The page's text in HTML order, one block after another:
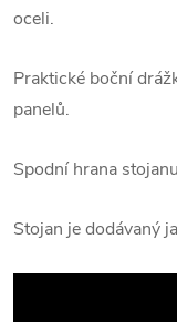
oceli.
Praktické boční
panelů.
Spodní hrana
Stojan je dodávaný